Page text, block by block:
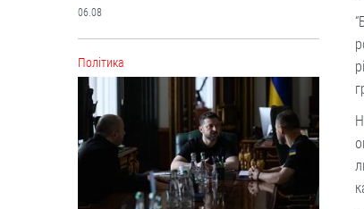
06.08
Політика